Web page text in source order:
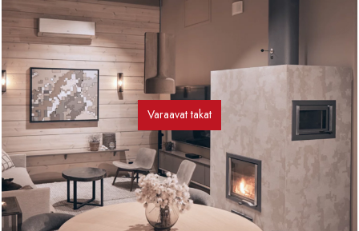
Varaavat takat